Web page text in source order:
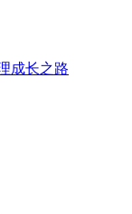
成长之路